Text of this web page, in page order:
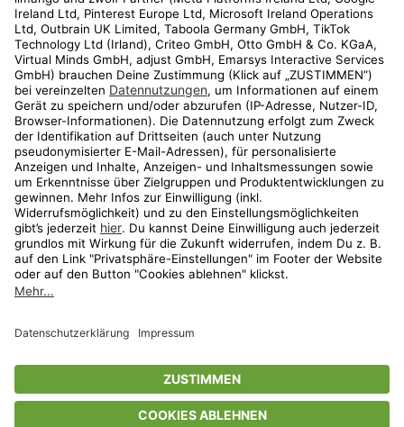
Kundenservice
Shop
Aktionen
Travel
* Streichpreise entsprechen der unverbindlichen Preisempfehlung des
Herstellers. Prozentangaben beziehen sich auf den Streichpreis.